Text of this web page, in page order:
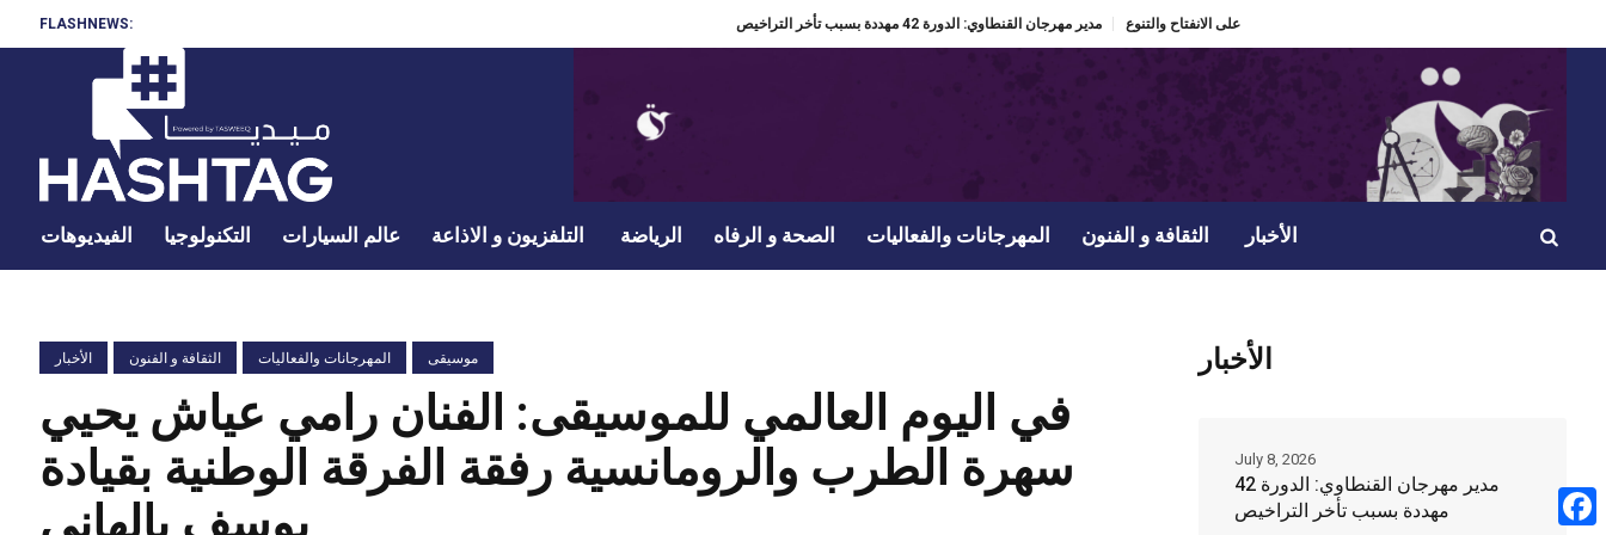
FLASHNEWS: مدير مهرجان القنطاوي: الدورة 42 مهددة بسبب تأخر التراخيص
الفيديوهات التكنولوجيا عالم السيارات التلفزيون و الاذاعة الرياضة الصحة و الرفاه المهرجانات والفعاليات الثقافة و الفنون الأخبار
الأخبار الثقافة و الفنون المهرجانات والفعاليات موسيقى
في اليوم العالمي للموسيقى: الفنان رامي عياش يحيي
سهرة الطرب والرومانسية رفقة الفرقة الوطنية بقيادة
الأخبار
مدير مهرجان القنطاوي: الدورة 42
مهددة بسبب تأخر التراخيص
July 8, 2026